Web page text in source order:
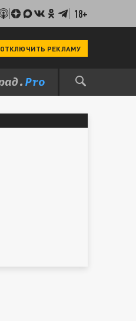
18+
ОТКЛЮЧИТЬ РЕКЛАМУ